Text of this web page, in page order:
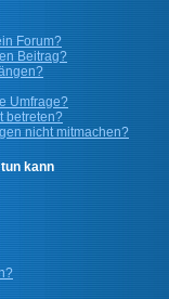
Forum?
Beitrag?
Umfrage?
betreten?
nicht mitmachen?
kann